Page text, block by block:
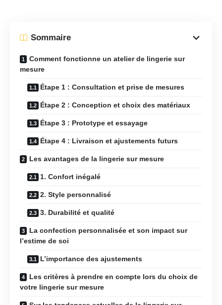
Sommaire
Comment fonctionne un atelier de lingerie sur
mesure
Étape 1 : Consultation et prise de mesures
Étape 2 : Conception et choix des matériaux
Étape 3 : Prototype et essayage
Étape 4 : Livraison et ajustements futurs
Les avantages de la lingerie sur mesure
1. Confort inégalé
2. Style personnalisé
3. Durabilité et qualité
La confection personnalisée et son impact sur
l’estime de soi
L’importance des ajustements
Les critères à prendre en compte lors du choix de
votre lingerie sur mesure